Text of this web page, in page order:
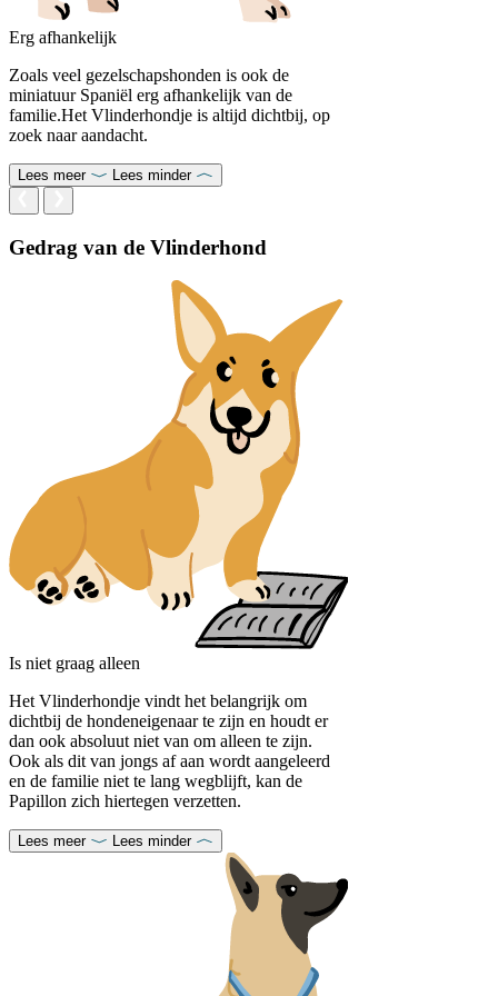
Erg afhankelijk
Zoals veel gezelschapshonden is ook de
miniatuur Spaniël erg afhankelijk van de
familie.Het Vlinderhondje is altijd dichtbij, op
zoek naar aandacht.
Lees meer Lees minder
Gedrag van de Vlinderhond
Is niet graag alleen
Het Vlinderhondje vindt het belangrijk om
dichtbij de hondeneigenaar te zijn en houdt er
dan ook absoluut niet van om alleen te zijn.
Ook als dit van jongs af aan wordt aangeleerd
en de familie niet te lang wegblijft, kan de
Papillon zich hiertegen verzetten.
Lees meer Lees minder